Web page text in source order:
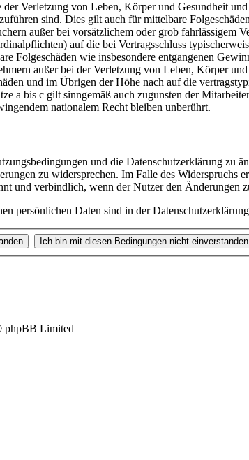
Verletzung von Leben, Körper und Gesundheit
sind. Dies gilt auch für mittelbare
außer bei vorsätzlichem oder grob fahrlässigem
auf die bei Vertragsschluss
Folgeschäden wie insbesondere entgangenen
außer bei der Verletzung von Leben, Körper
und im Übrigen der Höhe nach auf die
a bis c gilt sinngemäß auch zugunsten der
nationalem Recht bleiben unberührt.
und die Datenschutzerklärung zu
zu widersprechen. Im Falle des Widerspruchs
und verbindlich, wenn der Nutzer den Änderungen
persönlichen Daten sind in der
phpBB Limited